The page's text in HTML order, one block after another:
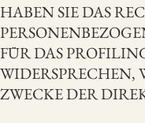
HABEN SIE DAS
FÜR DAS
WIDERSPRECHEN,
ZWECKE DER